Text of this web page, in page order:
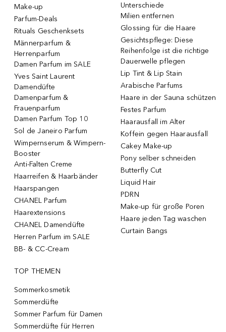
Make-up
Parfum-Deals
Rituals Geschenksets
Männerparfum &
Herrenparfum
Damen Parfum im SALE
Yves Saint Laurent
Damendüfte
Damenparfum &
Frauenparfum
Damen Parfum Top 10
Sol de Janeiro Parfum
Wimpernserum & Wimpern-
Booster
Anti-Falten Creme
Haarreifen & Haarbänder
Haarspangen
CHANEL Parfum
Haarextensions
CHANEL Damendüfte
Herren Parfum im SALE
BB- & CC-Cream
Unterschiede
Milien entfernen
Glossing für die Haare
Gesichtspflege: Diese
Reihenfolge ist die richtige
Dauerwelle pflegen
Lip Tint & Lip Stain
Arabische Parfums
Haare in der Sauna schützen
Festes Parfum
Haarausfall im Alter
Koffein gegen Haarausfall
Cakey Make-up
Pony selber schneiden
Butterfly Cut
Liquid Hair
PDRN
Make-up für große Poren
Haare jeden Tag waschen
Curtain Bangs
TOP THEMEN
Sommerkosmetik
Sommerdüfte
Sommer Parfum für Damen
Sommerdüfte für Herren